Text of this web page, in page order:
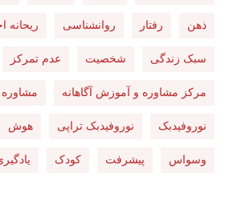
ذهن رفتار روانشناسی ریحانه
سبک زندگی شخصیت عدم تمرکز
مرکز مشاوره و آموزش آگاهانه مشاوره
نوروفیدبک نوروفیدبک تراپی هوش
وسواس پیشرفت کودک